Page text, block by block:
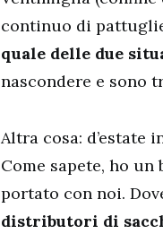
continuo di
quale delle due
nascondere e sono
Altra cosa: d’estate
Come sapete, ho
portato con noi.
distributori di